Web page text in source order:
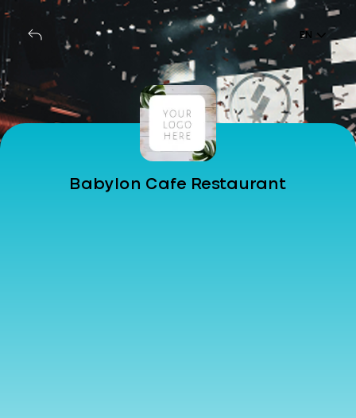
EN
Babylon Cafe Restaurant